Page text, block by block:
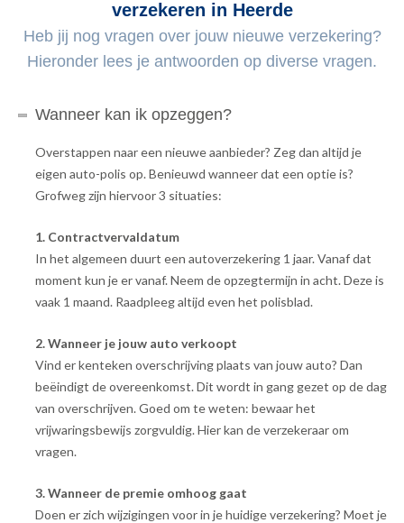
verzekeren in Heerde
Heb jij nog vragen over jouw nieuwe verzekering?
Hieronder lees je antwoorden op diverse vragen.
Wanneer kan ik opzeggen?
Overstappen naar een nieuwe aanbieder? Zeg dan altijd je
eigen auto-polis op. Benieuwd wanneer dat een optie is?
Grofweg zijn hiervoor 3 situaties:
1. Contractvervaldatum
In het algemeen duurt een autoverzekering 1 jaar. Vanaf dat
moment kun je er vanaf. Neem de opzegtermijn in acht. Deze is
vaak 1 maand. Raadpleeg altijd even het polisblad.
2. Wanneer je jouw auto verkoopt
Vind er kenteken overschrijving plaats van jouw auto? Dan
beëindigt de overeenkomst. Dit wordt in gang gezet op de dag
van overschrijven. Goed om te weten: bewaar het
vrijwaringsbewijs zorgvuldig. Hier kan de verzekeraar om
vragen.
3. Wanneer de premie omhoog gaat
Doen er zich wijzigingen voor in je huidige verzekering? Moet je